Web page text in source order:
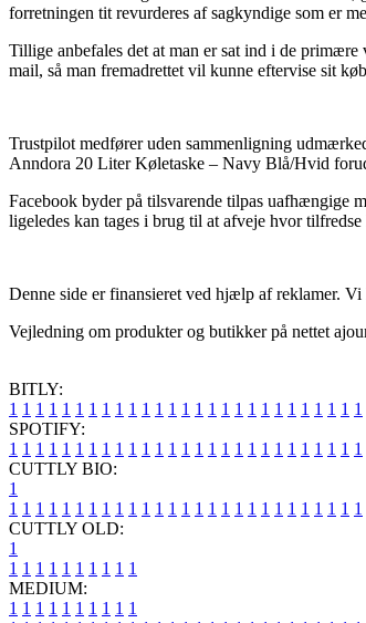
forretningen tit revurderes af sagkyndige som er
Tillige anbefales det at man er sat ind i de
mail, så man fremadrettet vil kunne eftervise sit
Trustpilot medfører uden sammenligning
Anndora 20 Liter Køletaske – Navy Blå/Hvid
Facebook byder på tilsvarende tilpas uafhængige
ligeledes kan tages i brug til at afveje hvor tilfredse
Denne side er finansieret ved hjælp af reklamer.
Vejledning om produkter og butikker på nettet
BITLY:
1 1 1 1 1 1 1 1 1 1 1 1 1 1 1 1 1 1 1 1 1 1 1 1 1 1 1
SPOTIFY:
1 1 1 1 1 1 1 1 1 1 1 1 1 1 1 1 1 1 1 1 1 1 1 1 1 1 1
CUTTLY BIO:
1
1 1 1 1 1 1 1 1 1 1 1 1 1 1 1 1 1 1 1 1 1 1 1 1 1 1 1
CUTTLY OLD:
1
1 1 1 1 1 1 1 1 1 1
MEDIUM:
1 1 1 1 1 1 1 1 1 1